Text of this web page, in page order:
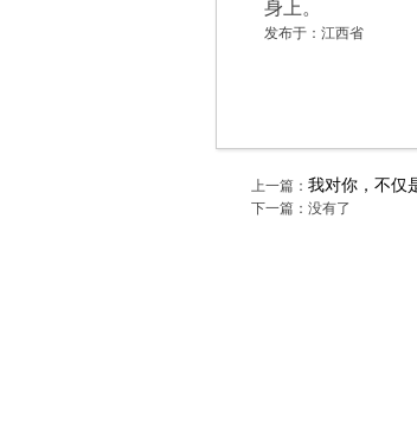
身上。
发布于：江西省
上一篇： 我对你，不仅
下一篇：没有了